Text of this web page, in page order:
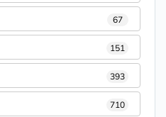
67
151
393
710